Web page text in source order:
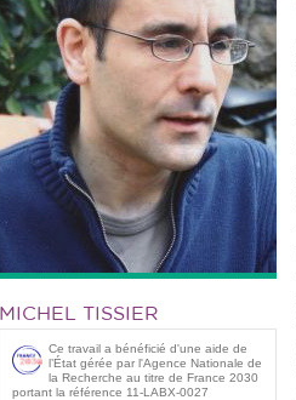
MICHEL TISSIER
Ce travail a bénéficié d'une aide de
l’État gérée par l'Agence Nationale de
la Recherche au titre de France 2030
portant la référence 11-LABX-0027